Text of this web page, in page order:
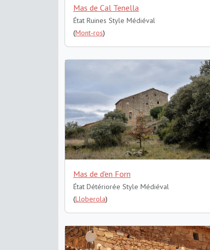
Mas de Cal Tenella
État Ruines Style Médiéval
(Mont-ros)
Mas de d'en Forn
État Détériorée Style Médiéval
(Lloberola)